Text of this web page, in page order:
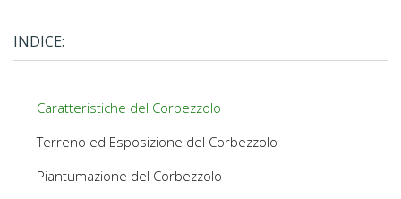
INDICE:
Caratteristiche del Corbezzolo
Terreno ed Esposizione del Corbezzolo
Piantumazione del Corbezzolo